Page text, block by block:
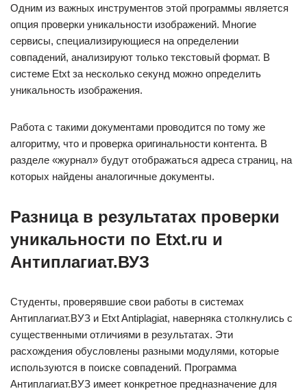
Одним из важных инструментов этой программы является
опция проверки уникальности изображений. Многие
сервисы, специализирующиеся на определении
совпадений, анализируют только текстовый формат. В
системе Etxt за несколько секунд можно определить
уникальность изображения.
Работа с такими документами проводится по тому же
алгоритму, что и проверка оригинальности контента. В
разделе «журнал» будут отображаться адреса страниц, на
которых найдены аналогичные документы.
Разница в результатах проверки
уникальности по Etxt.ru и
Антиплагиат.ВУЗ
Студенты, проверявшие свои работы в системах
Антиплагиат.ВУЗ и Etxt Antiplagiat, наверняка столкнулись с
существенными отличиями в результатах. Эти
расхождения обусловлены разными модулями, которые
используются в поиске совпадений. Программа
Антиплагиат.ВУЗ имеет конкретное предназначение для